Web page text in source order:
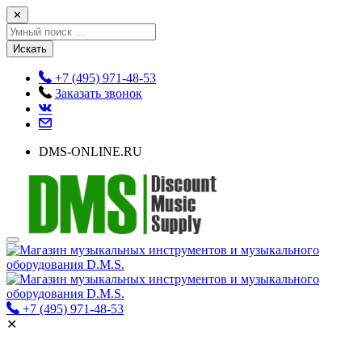
✕
Искать
+7 (495) 971-48-53
Заказать звонок
DMS-ONLINE.RU
+7 (495) 971-48-53
✕